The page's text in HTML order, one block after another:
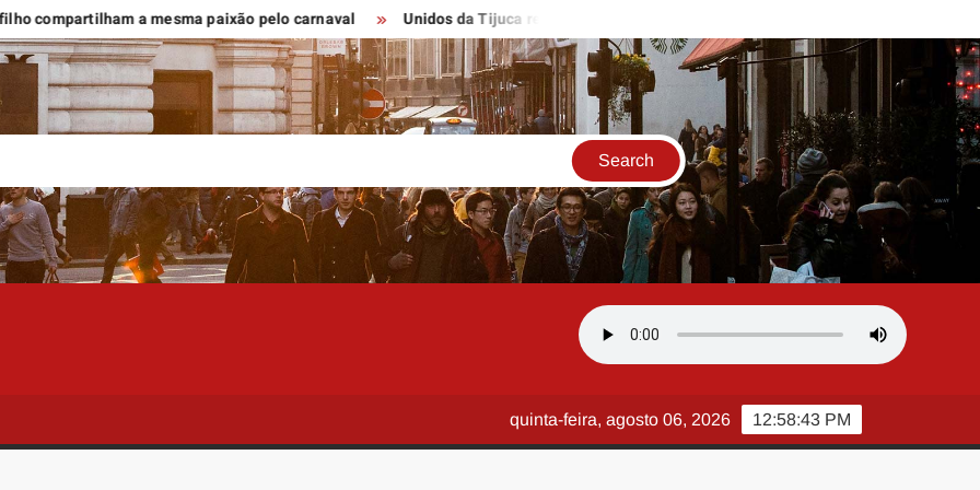
a mesma paixão pelo carnaval Unidos da Tijuca realiza primeira eliminatória de samba-enredo nesta quinta-feira com
12:58:44 PM
quinta-feira, agosto 06, 2026